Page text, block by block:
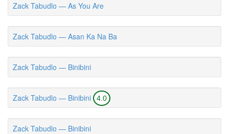
Zack Tabudlo — As You Are
Zack Tabudlo — Asan Ka Na Ba
Zack Tabudlo — Binibini
Zack Tabudlo — Binibini 4.0
Zack Tabudlo — Binibini